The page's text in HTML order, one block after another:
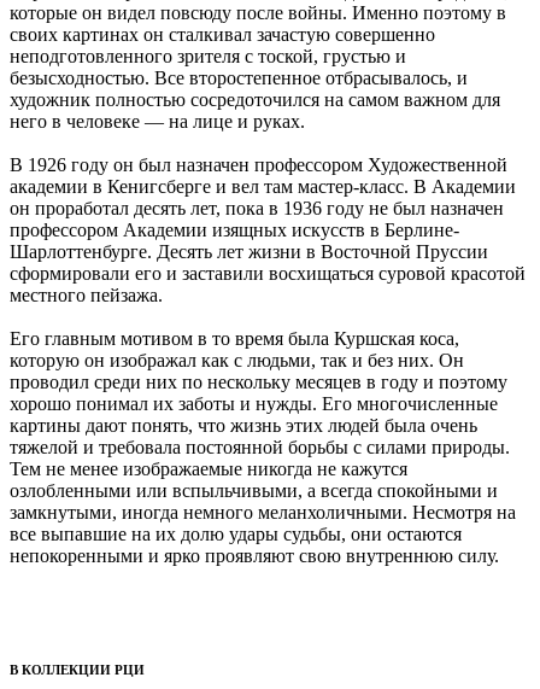
которые он видел повсюду после войны. Именно поэтому в
своих картинах он сталкивал зачастую совершенно
неподготовленного зрителя с тоской, грустью и
безысходностью. Все второстепенное отбрасывалось, и
художник полностью сосредоточился на самом важном для
него в человеке — на лице и руках.
В 1926 году он был назначен профессором Художественной
академии в Кенигсберге и вел там мастер-класс. В Академии
он проработал десять лет, пока в 1936 году не был назначен
профессором Академии изящных искусств в Берлине-
Шарлоттенбурге. Десять лет жизни в Восточной Пруссии
сформировали его и заставили восхищаться суровой красотой
местного пейзажа.
Его главным мотивом в то время была Куршская коса,
которую он изображал как с людьми, так и без них. Он
проводил среди них по нескольку месяцев в году и поэтому
хорошо понимал их заботы и нужды. Его многочисленные
картины дают понять, что жизнь этих людей была очень
тяжелой и требовала постоянной борьбы с силами природы.
Тем не менее изображаемые никогда не кажутся
озлобленными или вспыльчивыми, а всегда спокойными и
замкнутыми, иногда немного меланхоличными. Несмотря на
все выпавшие на их долю удары судьбы, они остаются
непокоренными и ярко проявляют свою внутреннюю силу.
В КОЛЛЕКЦИИ РЦИ